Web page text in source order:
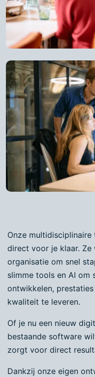
Onze
direct voor je klaar. Ze
organisatie om snel
slimme tools en AI om
ontwikkelen,
kwaliteit te leveren.
Of je nu een nieuw
bestaande software
zorgt voor direct
Dankzij onze eigen